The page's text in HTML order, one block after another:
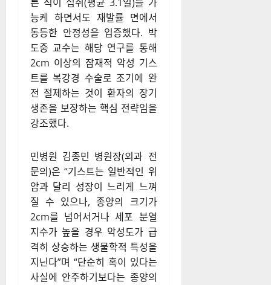
능케 하면서도 재발률 면에서
동등한 안정성을 입증했다. 박
도중 교수는 해당 연구를 통해
2cm 이상의 잠재적 악성 기스
트를 복강경 수술로 조기에 완
전 절제하는 것이 환자의 장기
생존을 보장하는 핵심 전략임을
강조했다.
민병원 김종민 병원장(외과 전
문의)은 “기스트는 일반적인 위
암과 달리 성장이 느리게 느껴
질 수 있으나, 종양의 크기가
2cm를 넘어서거나 세포 분열
지수가 높을 경우 악성도가 급
격히 상승하는 생물학적 특성을
지닌다”며 “단순히 혹이 있다는
사실에 안주하기보다는 종양의